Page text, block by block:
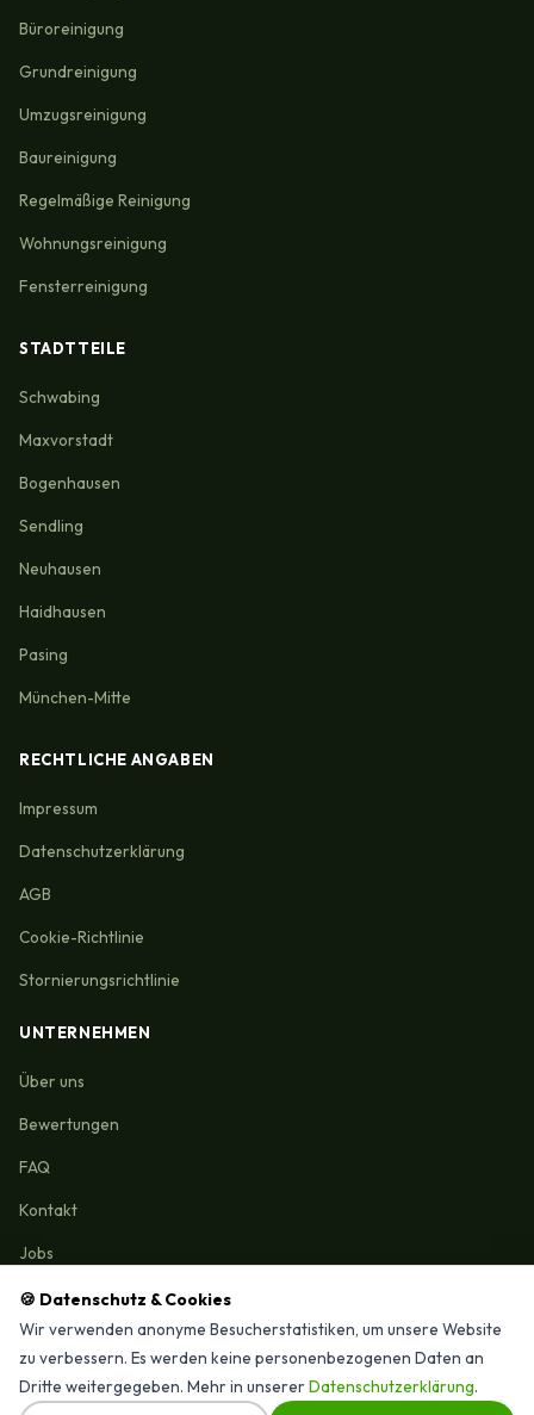
🍪 Datenschutz & Cookies
Wir verwenden anonyme Besucherstatistiken, um unsere Website
zu verbessern. Es werden keine personenbezogenen Daten an
Dritte weitergegeben. Mehr in unsererDatenschutzerklärung.
Büroreinigung
Grundreinigung
Umzugsreinigung
Baureinigung
Regelmäßige Reinigung
Wohnungsreinigung
Fensterreinigung
STADTTEILE
Schwabing
Maxvorstadt
Bogenhausen
Sendling
Neuhausen
Haidhausen
Pasing
München-Mitte
RECHTLICHE ANGABEN
Impressum
Datenschutzerklärung
AGB
Cookie-Richtlinie
Stornierungsrichtlinie
UNTERNEHMEN
Über uns
Bewertungen
FAQ
Kontakt
Jobs
Reinigungmunchen.de © 2026 Alle Rechte vorbehalten
⭐ 4,9/15 Google-Bewertungen · Seit 2025 in München